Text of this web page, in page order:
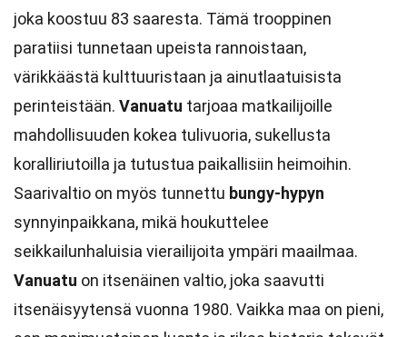
joka koostuu 83 saaresta. Tämä trooppinen
paratiisi tunnetaan upeista rannoistaan,
värikkäästä kulttuuristaan ja ainutlaatuisista
perinteistään. Vanuatu tarjoaa matkailijoille
mahdollisuuden kokea tulivuoria, sukellusta
koralliriutoilla ja tutustua paikallisiin heimoihin.
Saarivaltio on myös tunnettu bungy-hypyn
synnyinpaikkana, mikä houkuttelee
seikkailunhaluisia vierailijoita ympäri maailmaa.
Vanuatu on itsenäinen valtio, joka saavutti
itsenäisyytensä vuonna 1980. Vaikka maa on pieni,